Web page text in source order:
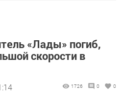
«Лады» погиб,
скорости в
1726 0 0